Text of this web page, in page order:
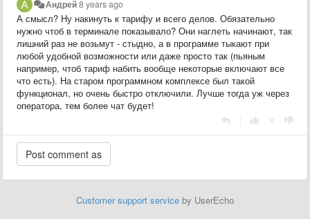
Андрей8 years ago
А смысл? Ну накинуть к тарифу и всего делов. Обязательно
нужно чтоб в терминале показывало? Они наглеть начинают, так
лишний раз не возьмут - стыдно, а в программе тыкают при
любой удобной возможности или даже просто так (пьяным
например, чтоб тариф набить вообще некоторые включают все
что есть). На старом программном комплексе был такой
функционал, но очень быстро отключили. Лучше тогда уж через
оператора, тем более чат будет!
Customer support service by UserEcho